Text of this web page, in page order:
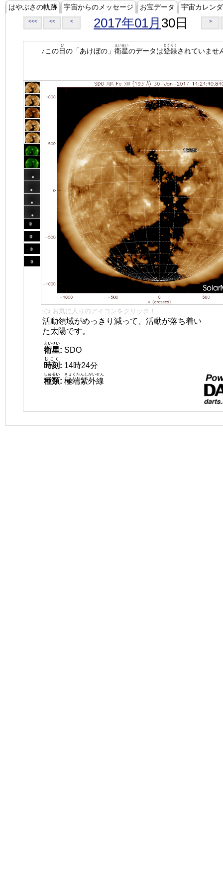
はやぶさの軌跡 宇宙からのメッセージ お宝データ 宇宙カレン
<<< << < 2017年01月 30日 >
♪この日
ひ
の「あけぼの」 衛星
えいせい
のデータは登録
とうろく
されていませ
👈 お気に入りのアイコンをクリック！
活動領域がめっきり減って、活動が落ち着い
た太陽です。
衛星
えいせい
: SDO
時刻
じこく
: 14時24分
種類
しゅるい
: 極端紫外線
きょくたんしがいせん